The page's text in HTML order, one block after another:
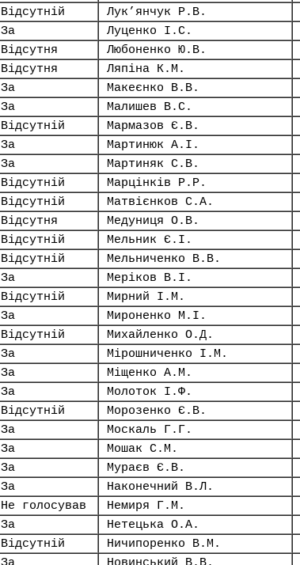
Відсутній Лук’янчук Р.В.
За Луценко І.С.
Відсутня Любоненко Ю.В.
Відсутня Ляпіна К.М.
За Макеєнко В.В.
За Малишев В.С.
Відсутній Мармазов Є.В.
За Мартинюк А.І.
За Мартиняк С.В.
Відсутній Марцінків Р.Р.
Відсутній Матвієнков С.А.
Відсутня Медуниця О.В.
Відсутній Мельник Є.І.
Відсутній Мельниченко В.В.
За Меріков В.І.
Відсутній Мирний І.М.
За Мироненко М.І.
Відсутній Михайленко О.Д.
За Мірошниченко І.М.
За Міщенко А.М.
За Молоток І.Ф.
Відсутній Морозенко Є.В.
За Москаль Г.Г.
За Мошак С.М.
За Мураєв Є.В.
За Наконечний В.Л.
Не голосував Немиря Г.М.
За Нетецька О.А.
Відсутній Ничипоренко В.М.